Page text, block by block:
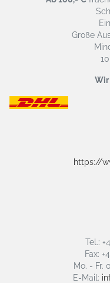
Große
Wir
https://
Tel.:
Fax:
Mo. - Fr.
E-Mail: